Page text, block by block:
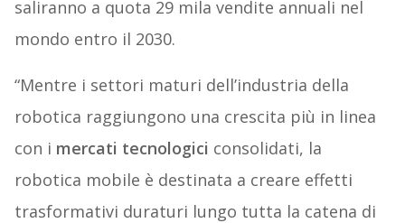
saliranno a quota 29 mila vendite annuali nel
mondo entro il 2030.
“Mentre i settori maturi dell’industria della
robotica raggiungono una crescita più in linea
con i mercati tecnologici consolidati, la
robotica mobile è destinata a creare effetti
trasformativi duraturi lungo tutta la catena di